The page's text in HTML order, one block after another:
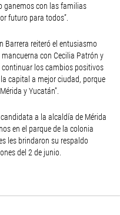
ganemos con las familias
futuro para todos”.
Barrera reiteró el entusiasmo
mancuerna con Cecilia Patrón y
los cambios positivos
capital a mejor ciudad, porque
y Yucatán”.
a la alcaldía de Mérida
en el parque de la colonia
les brindaron su respaldo
del 2 de junio.